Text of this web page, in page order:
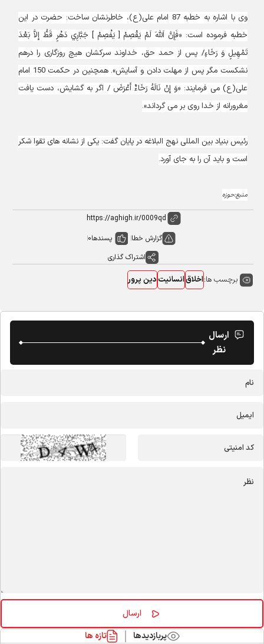
وی با اشاره به خطبه 87 امام علی(ع)، خاطرنشان ساخت: حضرت در این
خطبه فرموده است: «فَإِنَّ اَللَّهَ لَمْ يَقْصِمْ [ يَفْصِمْ ] جَبَّارِي دَهْرٍ قَطُّ إِلاَّ بَعْدَ
تَمْهِيلٍ وَ رَخَاءٍ/ پس از حمد حق، خداوند سركشان هيچ روزگارى را درهم
نشكست مگر پس از مهلت دادن و آسايش». همچنین در حکمت 150 امام
علی(ع) می فرمایند: «وَ إِنْ نَالَهُ رَخَاءٌ أَعْرَضَ / اگر به گشایش، دست یافت
مغرورانه از خدا روى بر مى گرداند».
رئیس بنیاد بین المللی نهج البلاغه در پایان گفت: یکی از نشانه های تقوا شکر
است و باید آن را به جای آورد.
منبع:حوزه
گزارش خطا پسندها0
اشتراک گذاری
برچسب ها:اخلاقانسانیتدین پرور
ارسال
نظر
پربازدیدها تازه ها